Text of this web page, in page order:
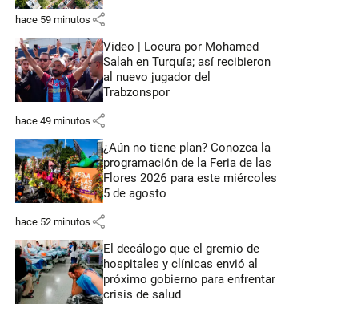
hace 59 minutos share
Video | Locura por Mohamed
Salah en Turquía; así recibieron
al nuevo jugador del
Trabzonspor
hace 49 minutos share
¿Aún no tiene plan? Conozca la
programación de la Feria de las
Flores 2026 para este miércoles
5 de agosto
hace 52 minutos share
El decálogo que el gremio de
hospitales y clínicas envió al
próximo gobierno para enfrentar
crisis de salud